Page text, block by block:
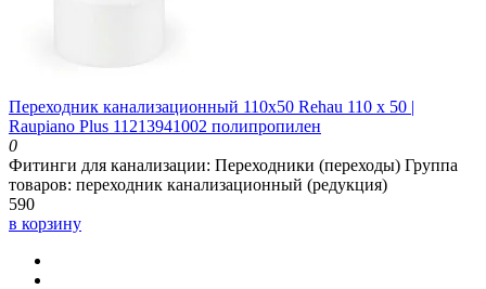
Переходник канализационный 110х50 Rehau 110 х 50 |
Raupiano Plus 11213941002 полипропилен
0
Фитинги для канализации: Переходники (переходы) Группа
товаров: переходник канализационный (редукция)
590
в корзину